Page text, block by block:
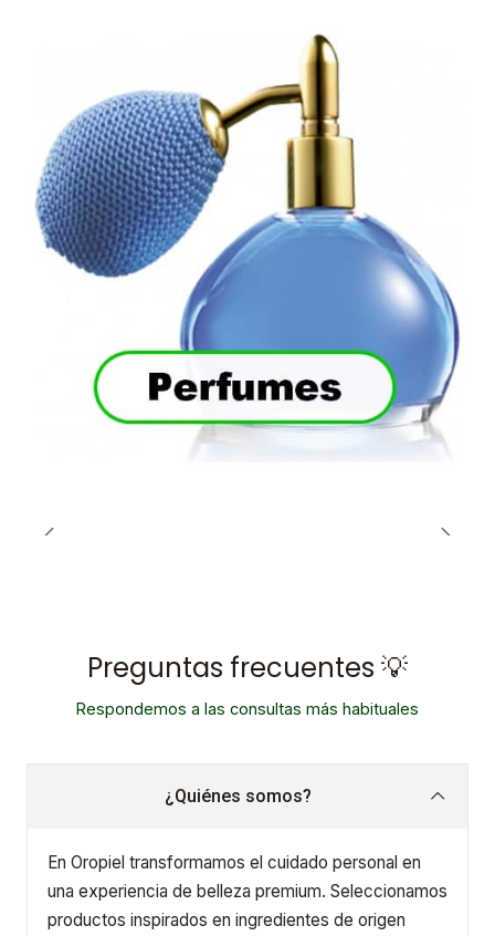
Preguntas frecuentes 💡
Respondemos a las consultas más habituales
¿Quiénes somos?
En Oropiel transformamos el cuidado personal en
una experiencia de belleza premium. Seleccionamos
productos inspirados en ingredientes de origen